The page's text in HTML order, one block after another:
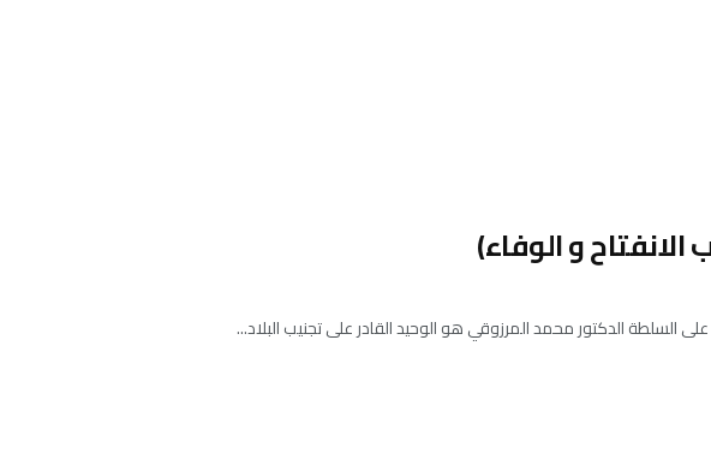
و الوفاء)
الدكتور محمد المرزوقي هو الوحيد القادر على تجنيب البلاد...